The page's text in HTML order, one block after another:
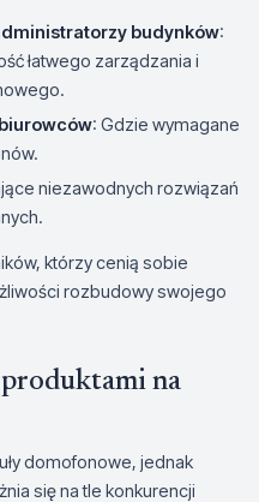
budynków:
łatwego zarządzania i
: Gdzie wymagane
niezawodnych rozwiązań
którzy cenią sobie
rozbudowy swojego
na
domofonowe, jednak
się na tle konkurencji